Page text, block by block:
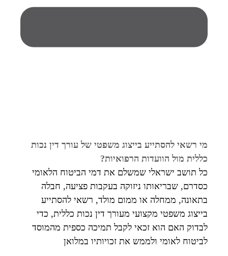
מי רשאי להסתייע בייצוג משפטי של עורך דין נכות
כללית מול הוועדות הרפואיות?
כל תושב ישראלי שמשלם את דמי הביטוח הלאומי
כסדרם, שבריאותו ניזוקה בעקבות פציעה, חבלה
בתאונה, ממחלה או ממום מולד, רשאי להסתייע
בייצוג משפטי מקצועי מעורך דין נכות כללית, כדי
לבדוק האם הוא זכאי לקבל תמיכה כספית מהמוסד
לביטוח לאומי ולממש את זכויותיו במלואן